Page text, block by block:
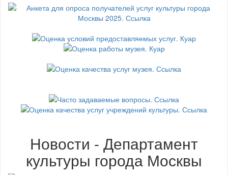
Новости - Департамент
культуры города Москвы